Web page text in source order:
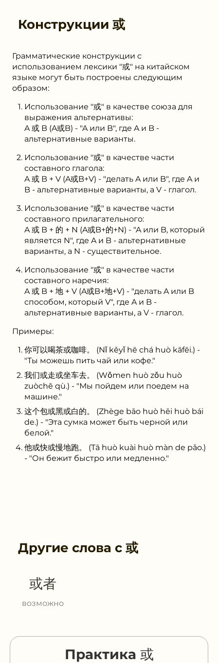
Конструкции 或
Грамматические конструкции с
использованием лексики "或" на китайском
языке могут быть построены следующим
образом:
Использование "或" в качестве союза для
выражения альтернативы:
A 或 B (A或B) - "A или B", где A и B -
альтернативные варианты.
Использование "或" в качестве части
составного глагола:
A 或 B + V (A或B+V) - "делать A или B", где A и
B - альтернативные варианты, а V - глагол.
Использование "或" в качестве части
составного прилагательного:
A 或 B + 的 + N (A或B+的+N) - "A или B, который
является N", где A и B - альтернативные
варианты, а N - существительное.
Использование "或" в качестве части
составного наречия:
A 或 B + 地 + V (A或B+地+V) - "делать A или B
способом, который V", где A и B -
альтернативные варианты, а V - глагол.
Примеры:
你可以喝茶或咖啡。 (Nǐ kěyǐ hē chá huò kāfēi.) -
"Ты можешь пить чай или кофе."
我们或走或坐车去。 (Wǒmen huò zǒu huò
zuòchē qù.) - "Мы пойдем или поедем на
машине."
这个包或黑或白的。 (Zhège bāo huò hēi huò bái
de.) - "Эта сумка может быть черной или
белой."
他或快或慢地跑。 (Tā huò kuài huò màn de pǎo.)
- "Он бежит быстро или медленно."
Другие слова с 或
或者
возможно
Практика 或